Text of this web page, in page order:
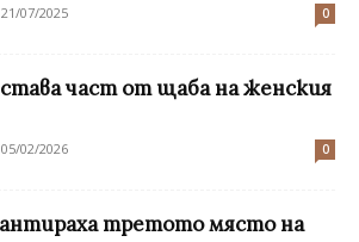
21/07/2025 0
част от щаба на женския
05/02/2026 0
третото място на